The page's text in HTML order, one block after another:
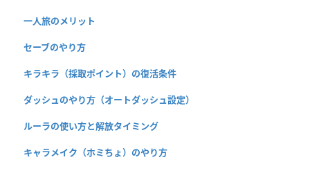
一人旅のメリット
セーブのやり方
キラキラ（採取ポイント）の復活条件
ダッシュのやり方（オートダッシュ設定）
ルーラの使い方と解放タイミング
キャラメイク（ホミちょ）のやり方